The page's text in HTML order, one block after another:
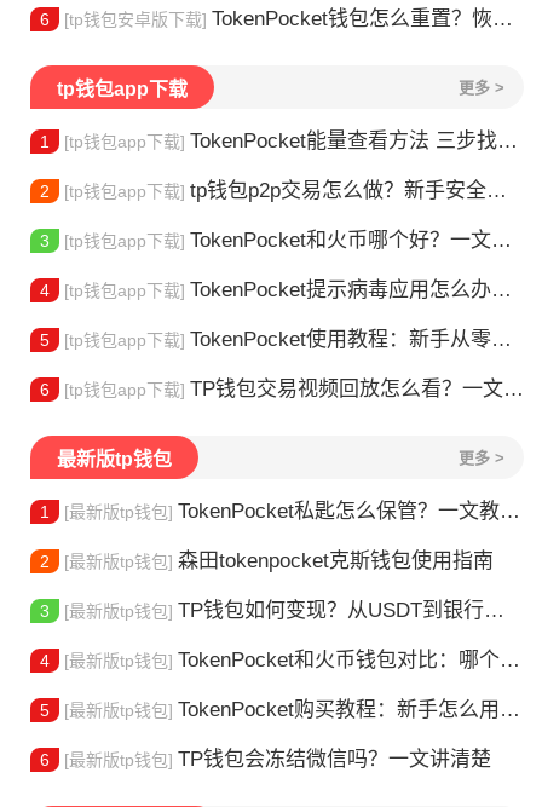
6 [tp钱包安卓版下载] TokenPocket钱包怎么重置？恢复出厂设置方法详解
tp钱包app下载 更多 >
1 [tp钱包app下载] TokenPocket能量查看方法 三步找到TRX能量余额
2 [tp钱包app下载] tp钱包p2p交易怎么做？新手安全指南
3 [tp钱包app下载] TokenPocket和火币哪个好？一文帮你理清选择
4 [tp钱包app下载] TokenPocket提示病毒应用怎么办？原因全解析
5 [tp钱包app下载] TokenPocket使用教程：新手从零学会钱包操作
6 [tp钱包app下载] TP钱包交易视频回放怎么看？一文教你轻松找回
最新版tp钱包 更多 >
1 [最新版tp钱包] TokenPocket私匙怎么保管？一文教你守住钱包资产
2 [最新版tp钱包] 森田tokenpocket克斯钱包使用指南
3 [最新版tp钱包] TP钱包如何变现？从USDT到银行卡的完整攻略
4 [最新版tp钱包] TokenPocket和火币钱包对比：哪个更适合你？
5 [最新版tp钱包] TokenPocket购买教程：新手怎么用TP钱包买币
6 [最新版tp钱包] TP钱包会冻结微信吗？一文讲清楚